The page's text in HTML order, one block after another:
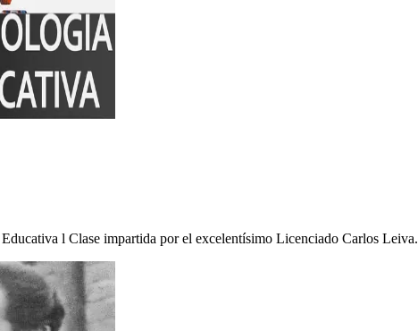
l Clase impartida por el excelentísimo Licenciado Carlos Leiva.